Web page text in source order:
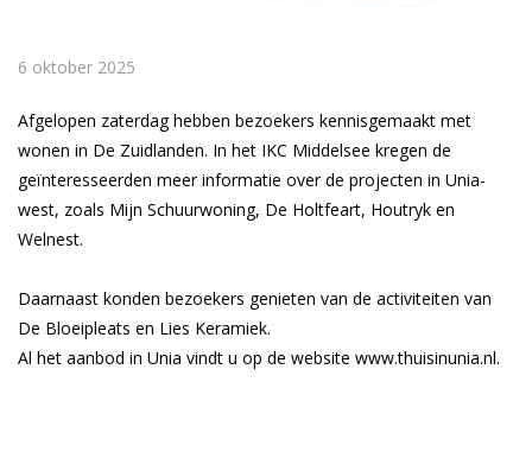
6 oktober 2025
Afgelopen zaterdag hebben bezoekers kennisgemaakt met
wonen in De Zuidlanden. In het IKC Middelsee kregen de
geïnteresseerden meer informatie over de projecten in Unia-
west, zoals Mijn Schuurwoning, De Holtfeart, Houtryk en
Welnest.
Daarnaast konden bezoekers genieten van de activiteiten van
De Bloeipleats en Lies Keramiek.
Al het aanbod in Unia vindt u op de website www.thuisinunia.nl.